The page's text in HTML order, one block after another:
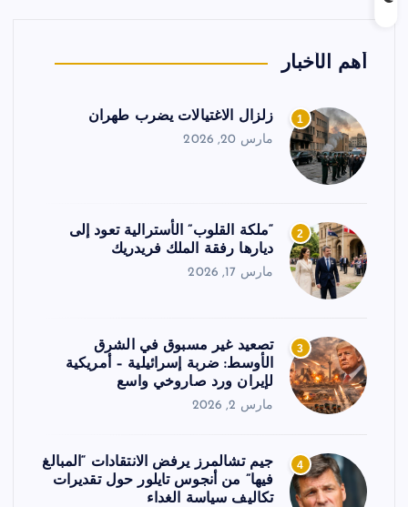
أهم الأخبار
1 زلزال الاغتيالات يضرب طهران
مارس 20, 2026
2
“ملكة القلوب” الأسترالية تعود إلى
ديارها رفقة الملك فريدريك
مارس 17, 2026
3
تصعيد غير مسبوق في الشرق
الأوسط: ضربة إسرائيلية – أمريكية
لإيران ورد صاروخي واسع
مارس 2, 2026
4
جيم تشالمرز يرفض الانتقادات “المبالغ
فيها” من أنجوس تايلور حول تقديرات
تكاليف سياسة الغداء